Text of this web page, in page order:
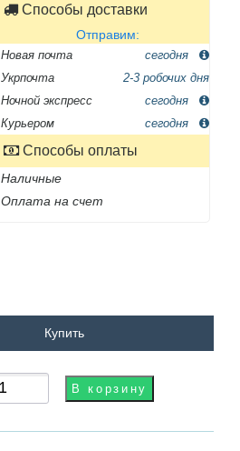
Способы доставки
Отправим:
Новая почта
сегодня
Укрпочта
2-3 робочих дня
Ночной экспресс
сегодня
Курьером
сегодня
Способы оплаты
Наличные
Оплата на счет
Купить